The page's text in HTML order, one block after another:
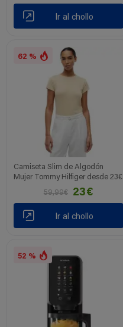
Ir al chollo
62 %
Camiseta Slim de Algodón
Mujer Tommy Hilfiger desde 23€
59,99€
23€
Ir al chollo
52 %